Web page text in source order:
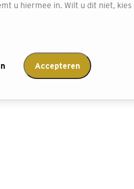
u hiermee in. Wilt u dit niet, kies
Accepteren